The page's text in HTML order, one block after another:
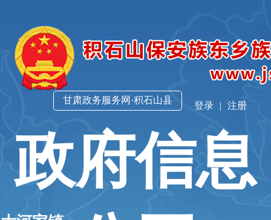
登录 | 注册
甘肃政务服务网·积石山县
政府信息